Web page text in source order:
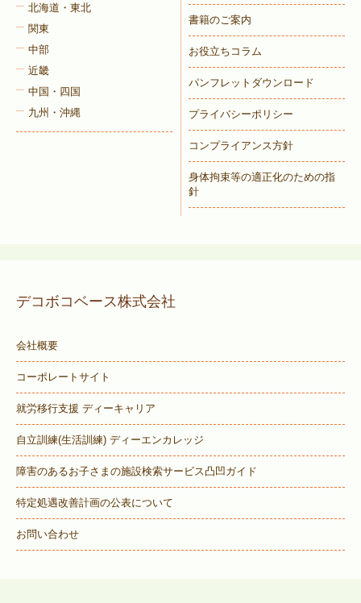
北海道・東北
関東
中部
近畿
中国・四国
九州・沖縄
書籍のご案内
お役立ちコラム
パンフレットダウンロード
プライバシーポリシー
コンプライアンス方針
身体拘束等の適正化のための指
針
デコボコベース株式会社
会社概要
コーポレートサイト
就労移行支援 ディーキャリア
自立訓練(生活訓練) ディーエンカレッジ
障害のあるお子さまの施設検索サービス凸凹ガイド
特定処遇改善計画の公表について
お問い合わせ